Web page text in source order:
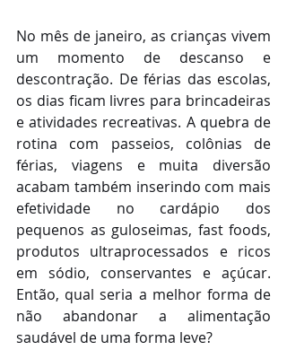
No mês de janeiro, as crianças vivem
um momento de descanso e
descontração. De férias das escolas,
os dias ficam livres para brincadeiras
e atividades recreativas. A quebra de
rotina com passeios, colônias de
férias, viagens e muita diversão
acabam também inserindo com mais
efetividade no cardápio dos
pequenos as guloseimas, fast foods,
produtos ultraprocessados e ricos
em sódio, conservantes e açúcar.
Então, qual seria a melhor forma de
não abandonar a alimentação
saudável de uma forma leve?